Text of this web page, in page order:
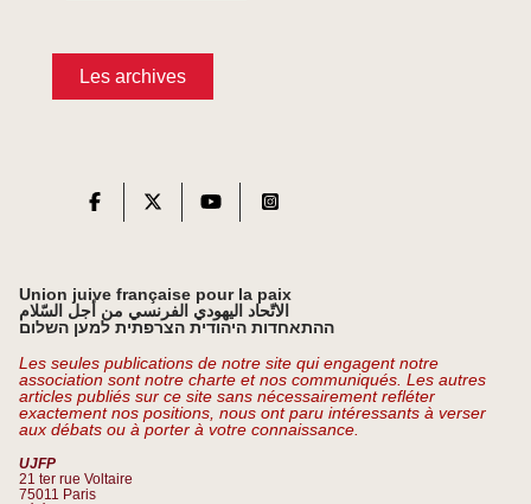
Les archives
Union juive française pour la paix
الاتّحاد اليهودي الفرنسي من أجل السّلام
ההתאחדות היהודית הצרפתית למען השלום
Les seules publications de notre site qui engagent notre
association sont notre charte et nos communiqués. Les autres
articles publiés sur ce site sans nécessairement refléter
exactement nos positions, nous ont paru intéressants à verser
aux débats ou à porter à votre connaissance.
UJFP
21 ter rue Voltaire
75011 Paris